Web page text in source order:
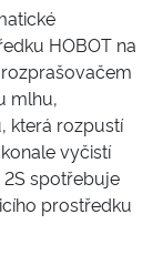
HOBOT na
mlhu,
která rozpustí
vyčistí
2S spotřebuje
prostředku